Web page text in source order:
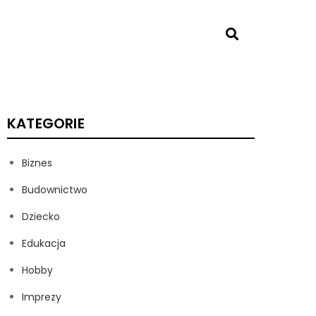
KATEGORIE
Biznes
Budownictwo
Dziecko
Edukacja
Hobby
Imprezy